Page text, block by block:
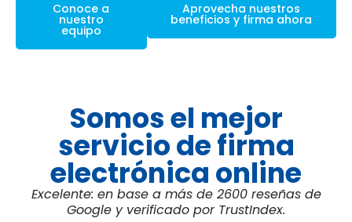
Conoce a
nuestro
equipo
Aprovecha nuestros
beneficios y firma ahora
Somos el mejor
servicio de firma
electrónica online
Excelente: en base a más de 2600 reseñas de
Google y verificado por TrustIndex.